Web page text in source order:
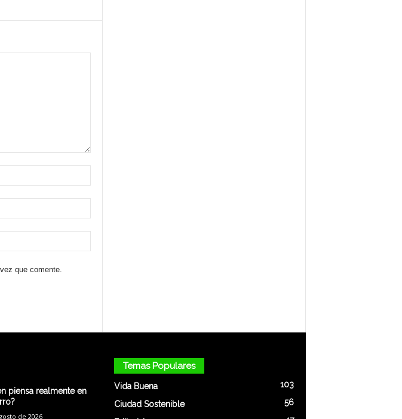
que comente.
piensa realmente en
de 2026
Temas Populares
Vida Buena 103
Ciudad Sostenible 56